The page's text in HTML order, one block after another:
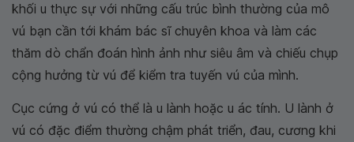
khối u thực sự với những cấu trúc bình thường của mô
vú bạn cần tới khám bác sĩ chuyên khoa và làm các
thăm dò chẩn đoán hình ảnh như siêu âm và chiếu chụp
cộng hưởng từ vú để kiểm tra tuyến vú của mình.
Cục cứng ở vú có thể là u lành hoặc u ác tính. U lành ở
vú có đặc điểm thường chậm phát triển, đau, cương khi